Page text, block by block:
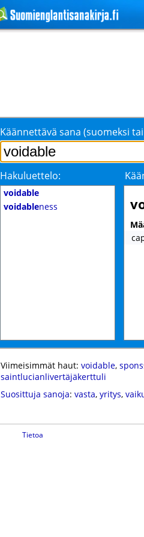
Käännettävä sana (suomeksi
Hakuluettelo:
voidable
voidableness
Viimeisimmät haut: voidable,
saintlucianlivertäjäkerttuli
Suosittuja sanoja: vasta, yritys,
Tietoa